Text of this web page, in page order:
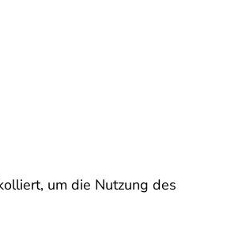
um die Nutzung des